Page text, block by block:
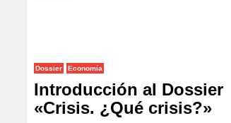
Dossier Economía
Introducción al Dossier
«Crisis. ¿Qué crisis?»